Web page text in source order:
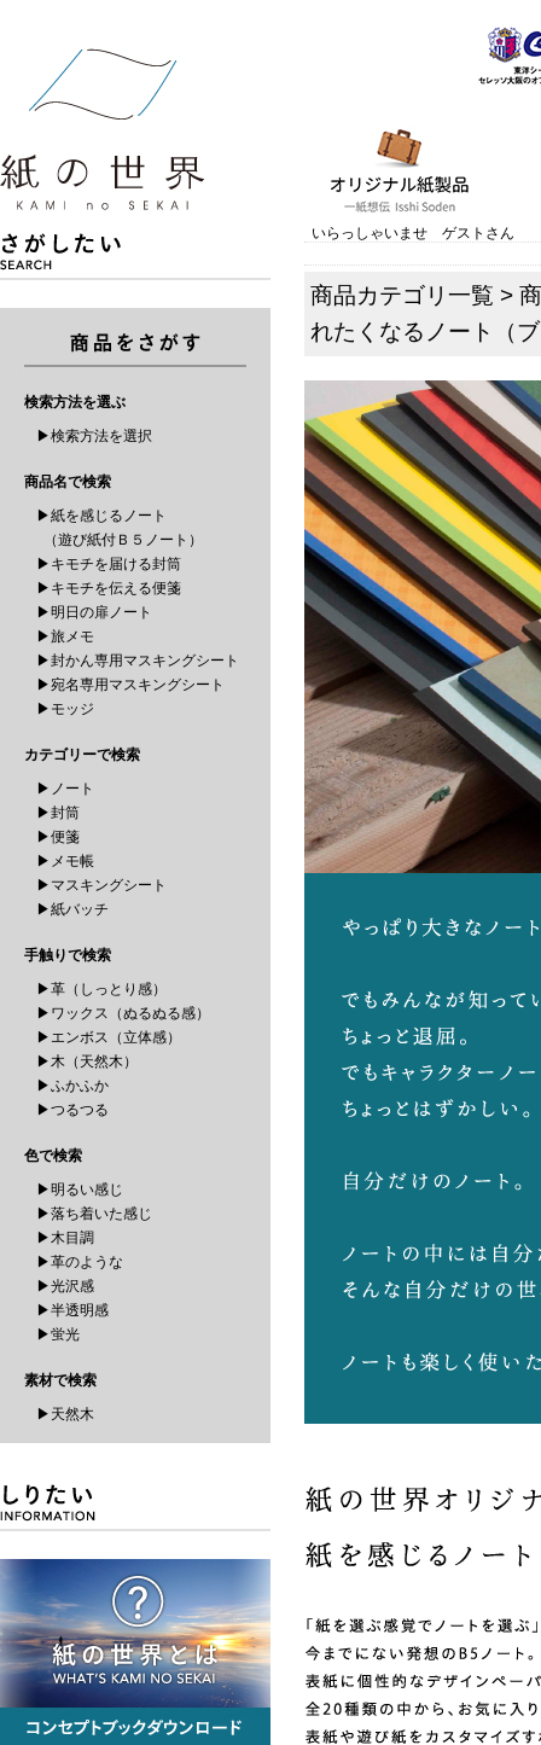
検索方法を選ぶ
▶検索方法を選択
商品名で検索
▶紙を感じるノート
（遊び紙付Ｂ５ノート）
▶キモチを届ける封筒
▶キモチを伝える便箋
▶明日の扉ノート
▶旅メモ
▶封かん専用マスキングシート
▶宛名専用マスキングシート
▶モッジ
カテゴリーで検索
▶ノート
▶封筒
▶便箋
▶メモ帳
▶マスキングシート
▶紙バッチ
手触りで検索
▶革（しっとり感）
▶ワックス（ぬるぬる感）
▶エンボス（立体感）
▶木（天然木）
▶ふかふか
▶つるつる
色で検索
▶明るい感じ
▶落ち着いた感じ
▶木目調
▶革のような
▶光沢感
▶半透明感
▶蛍光
素材で検索
▶天然木
いらっしゃいませ ゲストさん
商品カテゴリ一覧 >
れたくなるノート（